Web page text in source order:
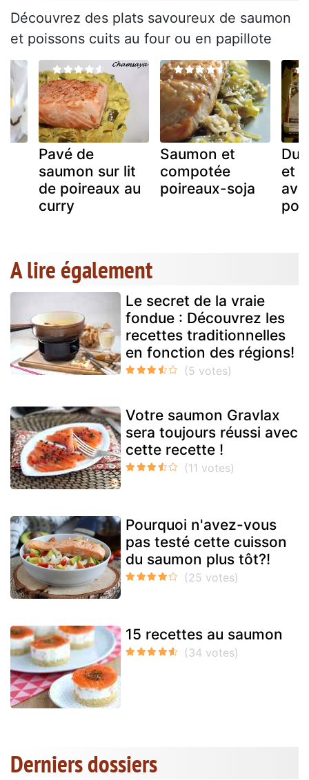
Découvrez des plats savoureux de saumon
et poissons cuits au four ou en papillote
Pavé de
saumon sur lit
de poireaux au
curry
Saumon et
compotée
poireaux-soja
et
A lire également
Le secret de la vraie
fondue : Découvrez les
recettes traditionnelles
en fonction des régions!
Votre saumon Gravlax
sera toujours réussi avec
cette recette !
Pourquoi n'avez-vous
pas testé cette cuisson
du saumon plus tôt?!
15 recettes au saumon
Derniers dossiers